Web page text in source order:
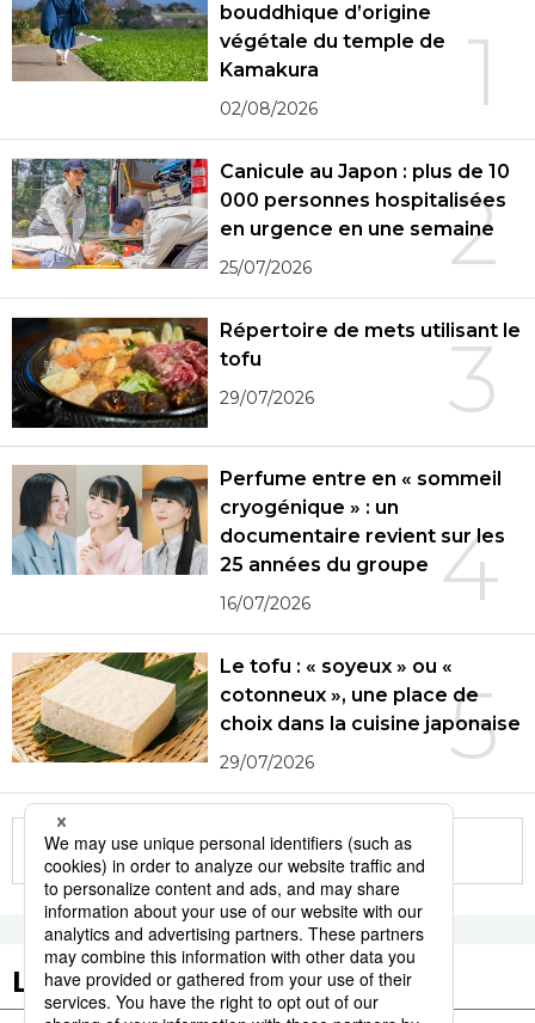
1
bouddhique d’origine
végétale du temple de
Kamakura
02/08/2026
2
Canicule au Japon : plus de 10
000 personnes hospitalisées
en urgence en une semaine
25/07/2026
3
Répertoire de mets utilisant le
tofu
29/07/2026
4
Perfume entre en « sommeil
cryogénique » : un
documentaire revient sur les
25 années du groupe
16/07/2026
5
Le tofu : « soyeux » ou «
cotonneux », une place de
choix dans la cuisine japonaise
29/07/2026
More in this series
Les tags populaires